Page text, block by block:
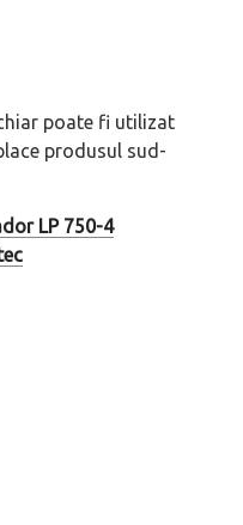
poate fi utilizat
produsul sud-
LP 750-4